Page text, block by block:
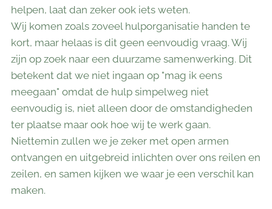
helpen, laat dan zeker ook iets weten.
Wij komen zoals zoveel hulporganisatie handen te
kort, maar helaas is dit geen eenvoudig vraag. Wij
zijn op zoek naar een duurzame samenwerking. Dit
betekent dat we niet ingaan op "mag ik eens
meegaan" omdat de hulp simpelweg niet
eenvoudig is, niet alleen door de omstandigheden
ter plaatse maar ook hoe wij te werk gaan.
Niettemin zullen we je zeker met open armen
ontvangen en uitgebreid inlichten over ons reilen en
zeilen, en samen kijken we waar je een verschil kan
maken.